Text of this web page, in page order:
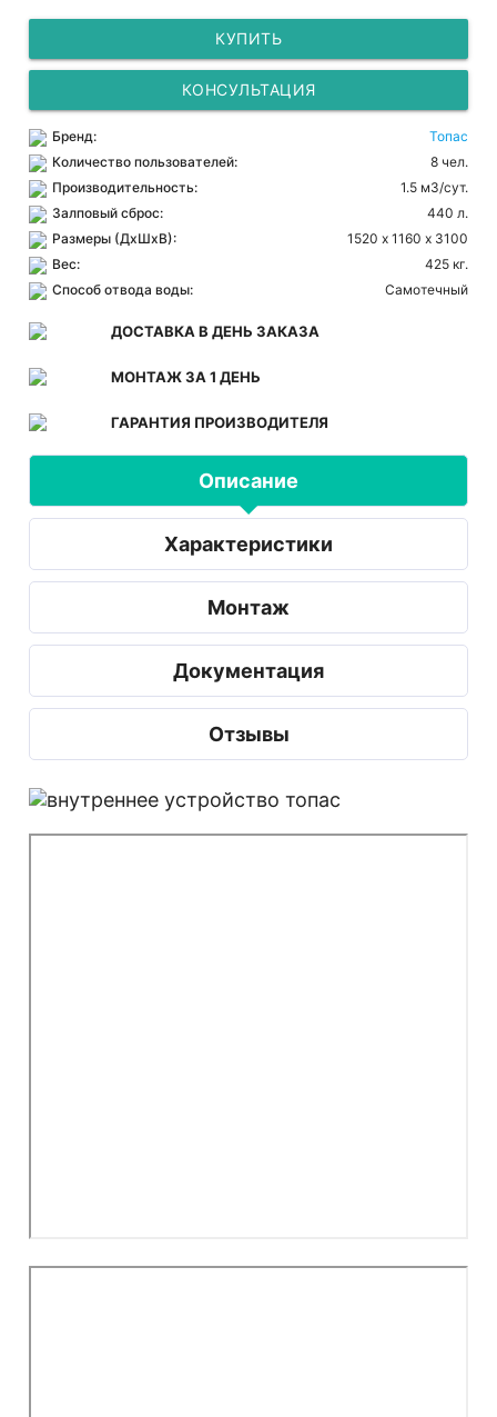
КУПИТЬ
КОНСУЛЬТАЦИЯ
Бренд:
Топас
Количество пользователей:
8 чел.
Производительность:
1.5 м3/сут.
Залповый сброс:
440 л.
Размеры (ДхШхВ):
1520 х 1160 х 3100
Вес:
425 кг.
Способ отвода воды:
Самотечный
ДОСТАВКА В ДЕНЬ ЗАКАЗА
МОНТАЖ ЗА 1 ДЕНЬ
ГАРАНТИЯ ПРОИЗВОДИТЕЛЯ
Описание
Характеристики
Монтаж
Документация
Отзывы